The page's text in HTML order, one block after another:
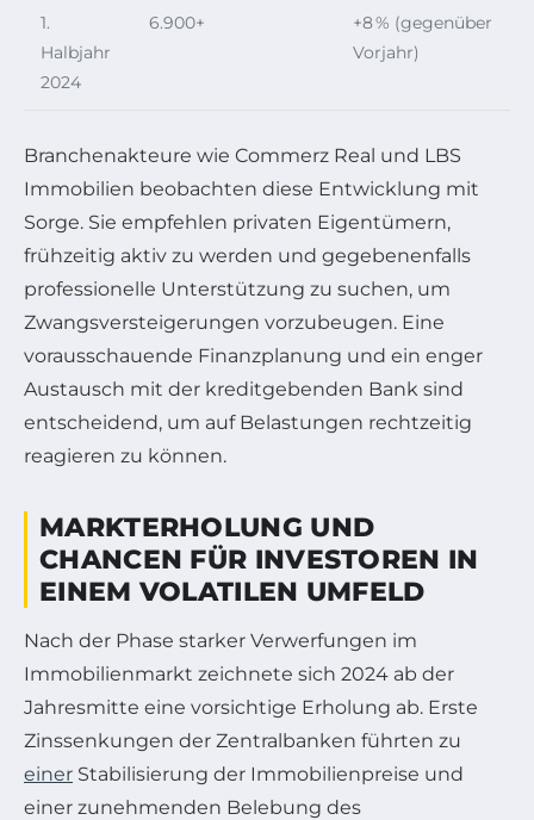
1.
Halbjahr
2024
6.900+
+8 % (gegenüber
Vorjahr)
Branchenakteure wie Commerz Real und LBS
Immobilien beobachten diese Entwicklung mit
Sorge. Sie empfehlen privaten Eigentümern,
frühzeitig aktiv zu werden und gegebenenfalls
professionelle Unterstützung zu suchen, um
Zwangsversteigerungen vorzubeugen. Eine
vorausschauende Finanzplanung und ein enger
Austausch mit der kreditgebenden Bank sind
entscheidend, um auf Belastungen rechtzeitig
reagieren zu können.
MARKTERHOLUNG UND
CHANCEN FÜR INVESTOREN IN
EINEM VOLATILEN UMFELD
Nach der Phase starker Verwerfungen im
Immobilienmarkt zeichnete sich 2024 ab der
Jahresmitte eine vorsichtige Erholung ab. Erste
Zinssenkungen der Zentralbanken führten zu
einer Stabilisierung der Immobilienpreise und
einer zunehmenden Belebung des